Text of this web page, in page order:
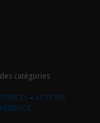
catégories
–ACTIONS